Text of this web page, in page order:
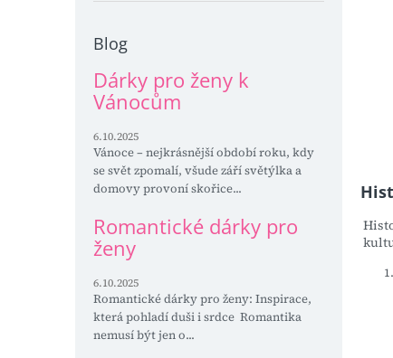
Blog
Dárky pro ženy k
Vánocům
6.10.2025
Vánoce – nejkrásnější období roku, kdy
se svět zpomalí, všude září světýlka a
domovy provoní skořice...
Romantické dárky pro
ženy
6.10.2025
Romantické dárky pro ženy: Inspirace,
která pohladí duši i srdce Romantika
nemusí být jen o...